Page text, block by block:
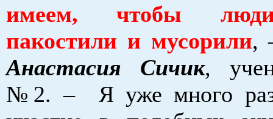
имеем, чтобы
пакостили и мусорили,
Анастасия Сичик,
№2. – Я уже много раз